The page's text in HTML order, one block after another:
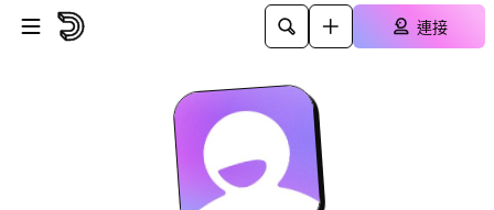
跳至主內容
連接